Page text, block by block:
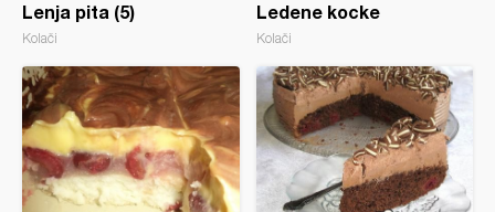
Lenja pita (5)
Kolači
Ledene kocke
Kolači